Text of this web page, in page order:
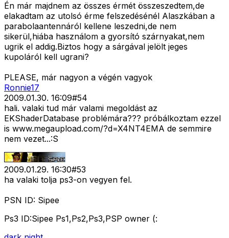
Én már majdnem az összes érmét összeszedtem,de
elakadtam az utolsó érme felszedésénél Alaszkában a
parabolaantennáról kellene leszedni,de nem
sikerül,hiába használom a gyorsító szárnyakat,nem
ugrik el addig.Biztos hogy a sárgával jelölt jeges
kupoláról kell ugrani?
PLEASE, már nagyon a végén vagyok
Ronnie17
2009.01.30. 16:09#54
hali. valaki tud már valami megoldást az
EKShaderDatabase problémára??? próbálkoztam ezzel
is www.megaupload.com/?d=X4NT4EMA de semmire
nem vezet...:S
2009.01.29. 16:30#53
ha valaki tolja ps3-on vegyen fel.
PSN ID: Sipee
Ps3 ID:Sipee Ps1,Ps2,Ps3,PSP owner (: